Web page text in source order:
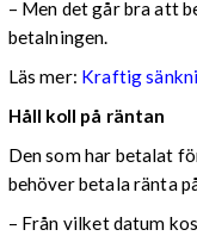
– Men det går bra att
betalningen.
Läs mer: Kraftig
Håll koll på räntan
Den som har betalat
behöver betala ränta
– Från vilket datum